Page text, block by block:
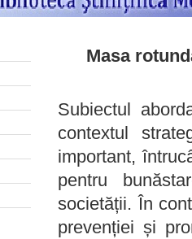
Masa
Subiectul
contextul
important,
pentru
societății. În
prevenției și